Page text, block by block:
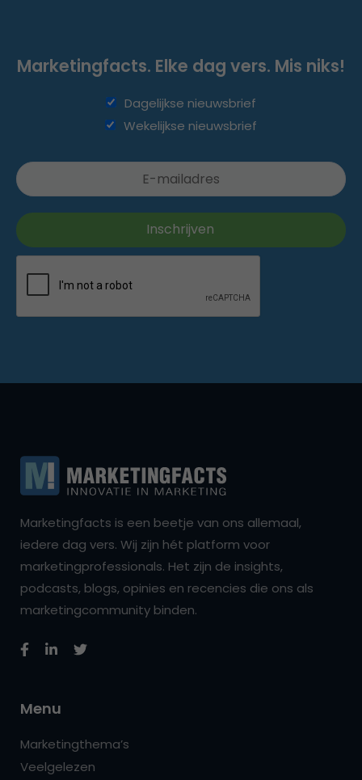
Marketingfacts. Elke dag vers. Mis niks!
Dagelijkse nieuwsbrief
Wekelijkse nieuwsbrief
Marketingfacts is een beetje van ons allemaal,
iedere dag vers. Wij zijn hét platform voor
marketingprofessionals. Het zijn de insights,
podcasts, blogs, opinies en recencies die ons als
marketingcommunity binden.
Menu
Marketingthema’s
Veelgelezen